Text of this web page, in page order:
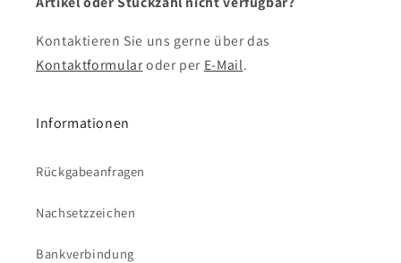
Kontaktieren Sie uns gerne über das
Kontaktformularoder per E-Mail.
Informationen
Rückgabeanfragen
Nachsetzzeichen
Bankverbindung